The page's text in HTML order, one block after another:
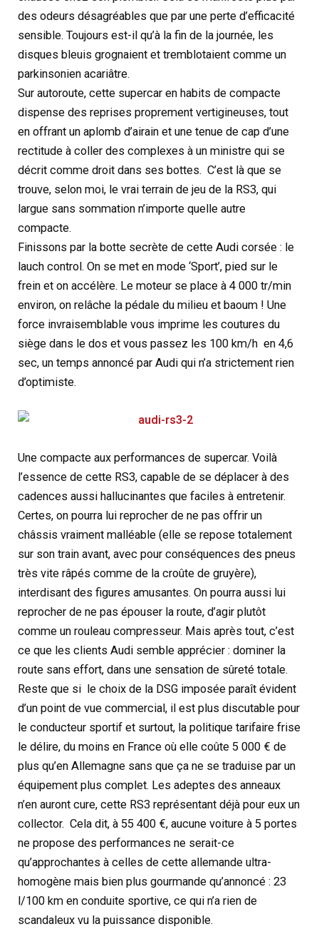
des odeurs désagréables que par une perte d’efficacité
sensible. Toujours est-il qu’à la fin de la journée, les
disques bleuis grognaient et tremblotaient comme un
parkinsonien acariâtre.
Sur autoroute, cette supercar en habits de compacte
dispense des reprises proprement vertigineuses, tout
en offrant un aplomb d’airain et une tenue de cap d’une
rectitude à coller des complexes à un ministre qui se
décrit comme droit dans ses bottes. C’est là que se
trouve, selon moi, le vrai terrain de jeu de la RS3, qui
largue sans sommation n’importe quelle autre
compacte.
Finissons par la botte secrète de cette Audi corsée : le
lauch control. On se met en mode ‘Sport’, pied sur le
frein et on accélère. Le moteur se place à 4 000 tr/min
environ, on relâche la pédale du milieu et baoum ! Une
force invraisemblable vous imprime les coutures du
siège dans le dos et vous passez les 100 km/h en 4,6
sec, un temps annoncé par Audi qui n’a strictement rien
d’optimiste.
Une compacte aux performances de supercar. Voilà
l’essence de cette RS3, capable de se déplacer à des
cadences aussi hallucinantes que faciles à entretenir.
Certes, on pourra lui reprocher de ne pas offrir un
châssis vraiment malléable (elle se repose totalement
sur son train avant, avec pour conséquences des pneus
très vite râpés comme de la croûte de gruyère),
interdisant des figures amusantes. On pourra aussi lui
reprocher de ne pas épouser la route, d’agir plutôt
comme un rouleau compresseur. Mais après tout, c’est
ce que les clients Audi semble apprécier : dominer la
route sans effort, dans une sensation de sûreté totale.
Reste que si le choix de la DSG imposée paraît évident
d’un point de vue commercial, il est plus discutable pour
le conducteur sportif et surtout, la politique tarifaire frise
le délire, du moins en France où elle coûte 5 000 € de
plus qu’en Allemagne sans que ça ne se traduise par un
équipement plus complet. Les adeptes des anneaux
n’en auront cure, cette RS3 représentant déjà pour eux un
collector. Cela dit, à 55 400 €, aucune voiture à 5 portes
ne propose des performances ne serait-ce
qu’approchantes à celles de cette allemande ultra-
homogène mais bien plus gourmande qu’annoncé : 23
l/100 km en conduite sportive, ce qui n’a rien de
scandaleux vu la puissance disponible.